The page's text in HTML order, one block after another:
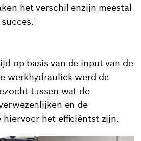
het verschil enzijn meestal
op basis van de input van de
werkhydrauliek werd de
tussen wat de
en de
hiervoor het efficiëntst zijn.